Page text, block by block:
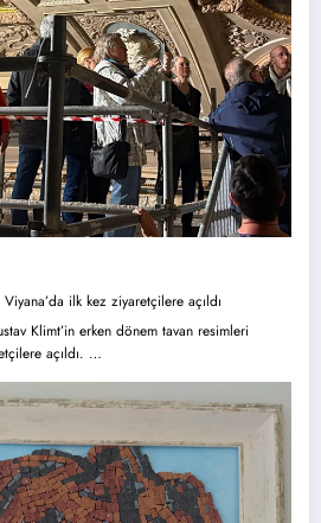
ilk kez ziyaretçilere açıldı
Klimt’in erken dönem tavan resimleri
açıldı. …